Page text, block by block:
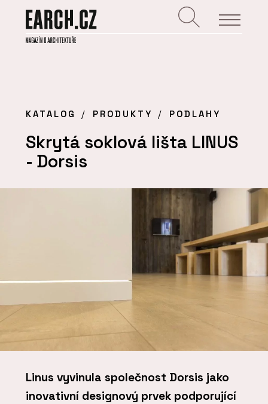
KATALOG PRODUKTY PODLAHY
Skrytá soklová lišta LINUS
- Dorsis
Linus vyvinula společnost Dorsis jako
inovativní designový prvek podporující